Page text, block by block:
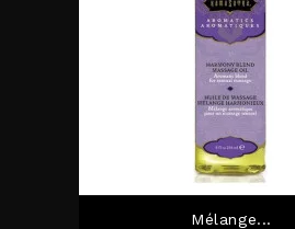
Mélange...